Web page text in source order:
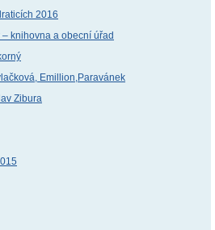
2016
knihovna a obecní úřad
Emillion,Paravánek
Zibura